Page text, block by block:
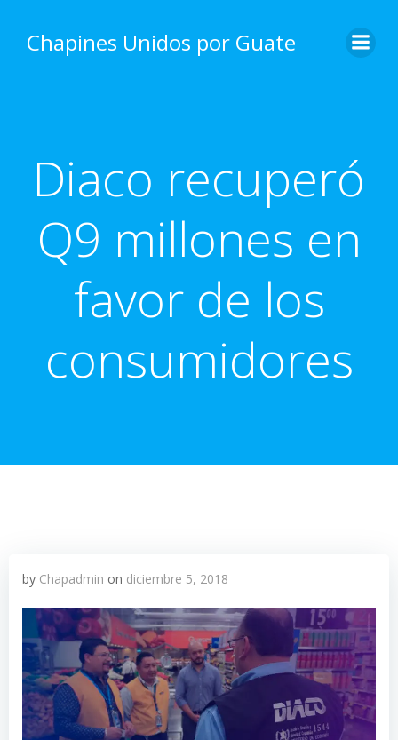
content
Chapines Unidos por Guate
Diaco recuperó
Q9 millones en
favor de los
consumidores
by Chapadmin on diciembre 5, 2018